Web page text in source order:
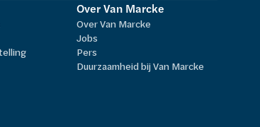
Over Van Marcke
Over Van Marcke
Jobs
Pers
Duurzaamheid bij Van Marcke